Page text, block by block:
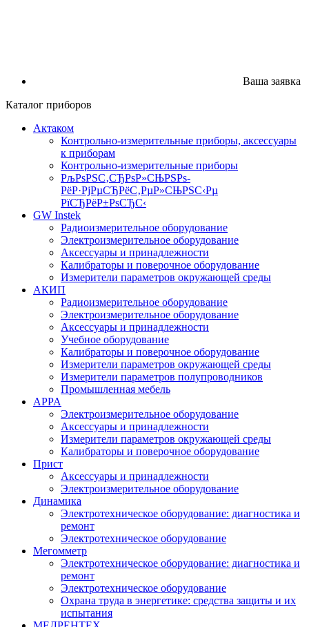
Ваша заявка
Каталог приборов
Актаком
Контрольно-измерительные приборы, аксессуары
к приборам
Контрольно-измерительные приборы
РљРѕРЅС‚СЂРѕР»СЊРЅРѕ-
РёР·РјРµСЂРёС‚РµР»СЊРЅС‹Рµ
РїСЂРёР±РѕСЂС‹
GW Instek
Радиоизмерительное оборудование
Электроизмерительное оборудование
Аксессуары и принадлежности
Калибраторы и поверочное оборудование
Измерители параметров окружающей среды
АКИП
Радиоизмерительное оборудование
Электроизмерительное оборудование
Аксессуары и принадлежности
Учебное оборудование
Калибраторы и поверочное оборудование
Измерители параметров окружающей среды
Измерители параметров полупроводников
Промышленная мебель
APPA
Электроизмерительное оборудование
Аксессуары и принадлежности
Измерители параметров окружающей среды
Калибраторы и поверочное оборудование
Прист
Аксессуары и принадлежности
Электроизмерительное оборудование
Динамика
Электротехническое оборудование: диагностика и
ремонт
Электротехническое оборудование
Мегомметр
Электротехническое оборудование: диагностика и
ремонт
Электротехническое оборудование
Охрана труда в энергетике: средства защиты и их
испытания